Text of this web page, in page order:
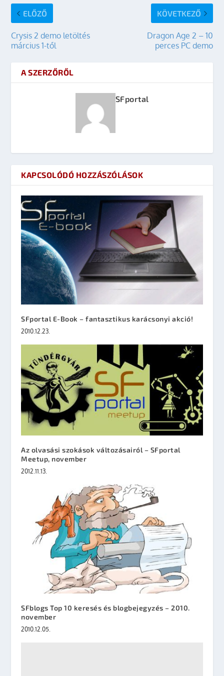
ELŐZŐ
Crysis 2 demo letöltés
március 1-től
KÖVETKEZŐ
Dragon Age 2 – 10
perces PC demo
A SZERZŐRŐL
SFportal
KAPCSOLÓDÓ HOZZÁSZÓLÁSOK
SFportal E-Book – fantasztikus karácsonyi akció!
2010.12.23.
Az olvasási szokások változásairól – SFportal
Meetup, november
2012.11.13.
SFblogs Top 10 keresés és blogbejegyzés – 2010.
november
2010.12.05.